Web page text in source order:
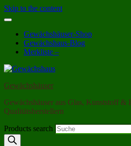
Skip to the content
Gewächshäuser-Shop
Gewächshaus-Blog
Merkliste –
Gewächshäuser
Gewächshäuser aus Glas, Kunststoff &
Qualitätsherstellern
Products search